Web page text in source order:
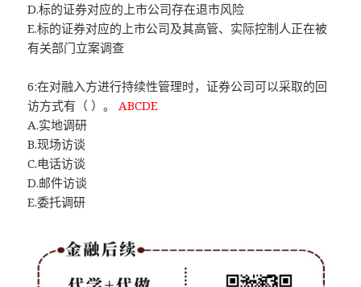
D.标的证券对应的上市公司存在退市风险
E.标的证券对应的上市公司及其高管、实际控制人正在被
有关部门立案调查
6:在对融入方进行持续性管理时，证券公司可以采取的回
访方式有（ ）。ABCDE
A.实地调研
B.现场访谈
C.电话访谈
D.邮件访谈
E.委托调研